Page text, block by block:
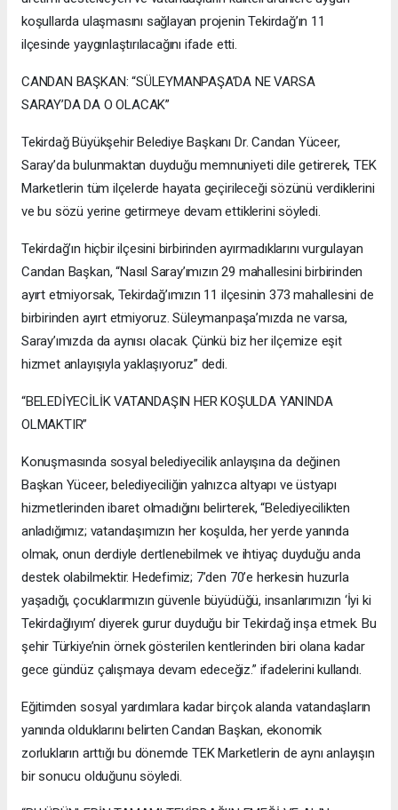
koşullarda ulaşmasını sağlayan projenin Tekirdağ’ın 11
ilçesinde yaygınlaştırılacağını ifade etti.
CANDAN BAŞKAN: “SÜLEYMANPAŞA’DA NE VARSA
SARAY’DA DA O OLACAK”
Tekirdağ Büyükşehir Belediye Başkanı Dr. Candan Yüceer,
Saray’da bulunmaktan duyduğu memnuniyeti dile getirerek, TEK
Marketlerin tüm ilçelerde hayata geçirileceği sözünü verdiklerini
ve bu sözü yerine getirmeye devam ettiklerini söyledi.
Tekirdağ’ın hiçbir ilçesini birbirinden ayırmadıklarını vurgulayan
Candan Başkan, “Nasıl Saray’ımızın 29 mahallesini birbirinden
ayırt etmiyorsak, Tekirdağ’ımızın 11 ilçesinin 373 mahallesini de
birbirinden ayırt etmiyoruz. Süleymanpaşa’mızda ne varsa,
Saray’ımızda da aynısı olacak. Çünkü biz her ilçemize eşit
hizmet anlayışıyla yaklaşıyoruz” dedi.
“BELEDİYECİLİK VATANDAŞIN HER KOŞULDA YANINDA
OLMAKTIR”
Konuşmasında sosyal belediyecilik anlayışına da değinen
Başkan Yüceer, belediyeciliğin yalnızca altyapı ve üstyapı
hizmetlerinden ibaret olmadığını belirterek, “Belediyecilikten
anladığımız; vatandaşımızın her koşulda, her yerde yanında
olmak, onun derdiyle dertlenebilmek ve ihtiyaç duyduğu anda
destek olabilmektir. Hedefimiz; 7’den 70’e herkesin huzurla
yaşadığı, çocuklarımızın güvenle büyüdüğü, insanlarımızın ‘İyi ki
Tekirdağlıyım’ diyerek gurur duyduğu bir Tekirdağ inşa etmek. Bu
şehir Türkiye’nin örnek gösterilen kentlerinden biri olana kadar
gece gündüz çalışmaya devam edeceğiz.” ifadelerini kullandı.
Eğitimden sosyal yardımlara kadar birçok alanda vatandaşların
yanında olduklarını belirten Candan Başkan, ekonomik
zorlukların arttığı bu dönemde TEK Marketlerin de aynı anlayışın
bir sonucu olduğunu söyledi.